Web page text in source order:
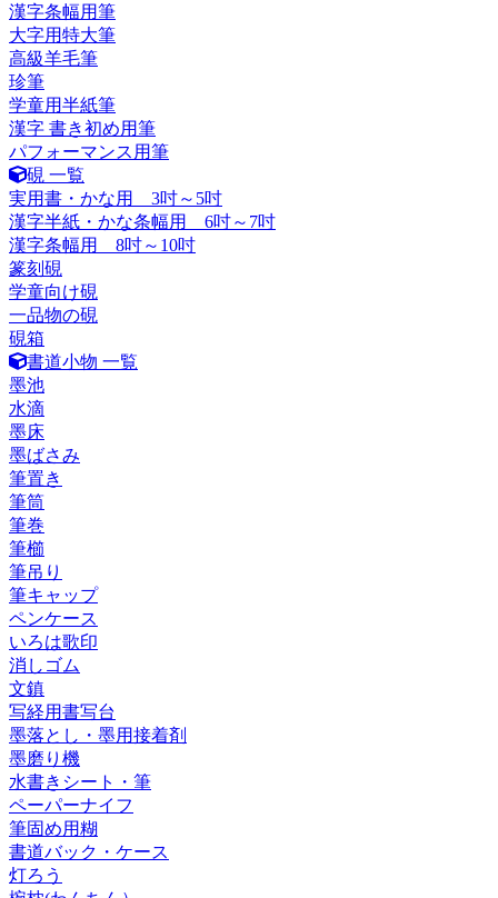
漢字条幅用筆
大字用特大筆
高級羊毛筆
珍筆
学童用半紙筆
漢字 書き初め用筆
パフォーマンス用筆
硯 一覧
実用書・かな用 3吋～5吋
漢字半紙・かな条幅用 6吋～7吋
漢字条幅用 8吋～10吋
篆刻硯
学童向け硯
一品物の硯
硯箱
書道小物 一覧
墨池
水滴
墨床
墨ばさみ
筆置き
筆筒
筆巻
筆櫛
筆吊り
筆キャップ
ペンケース
いろは歌印
消しゴム
文鎮
写経用書写台
墨落とし・墨用接着剤
墨磨り機
水書きシート・筆
ペーパーナイフ
筆固め用糊
書道バック・ケース
灯ろう